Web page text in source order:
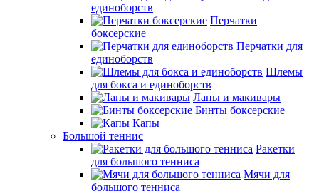
единоборств
Перчатки
боксерские
Перчатки для
единоборств
Шлемы
для бокса и единоборств
Лапы и макивары
Бинты боксерские
Капы
Большой теннис
Ракетки
для большого тенниса
Мячи для
большого тенниса